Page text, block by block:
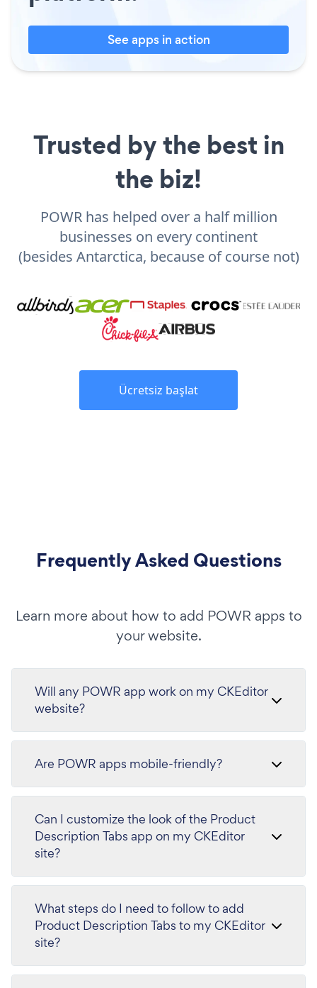
See apps in action
Trusted by the best in
the biz!
POWR has helped over a half million
businesses on every continent
(besides Antarctica, because of course not)
Ücretsiz başlat
Frequently Asked Questions
Learn more about how to add POWR apps to
your website.
Will any POWR app work on my CKEditor
website?
Are POWR apps mobile-friendly?
Can I customize the look of the Product
Description Tabs app on my CKEditor
site?
What steps do I need to follow to add
Product Description Tabs to my CKEditor
site?